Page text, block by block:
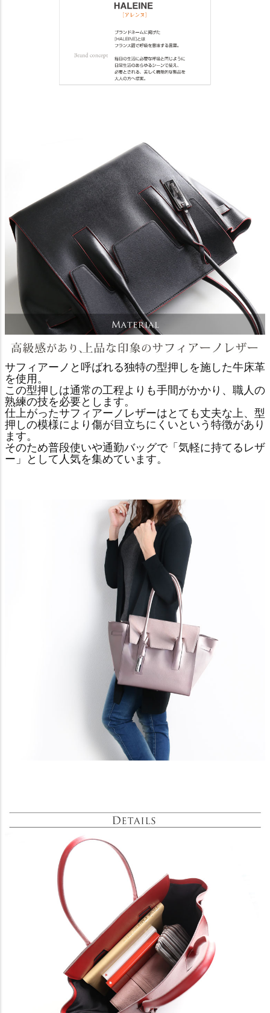
サフィアーノと呼ばれる独特の型押しを施した牛床革
を使用。
この型押しは通常の工程よりも手間がかかり、職人の
熟練の技を必要とします。
仕上がったサフィアーノレザーはとても丈夫な上、型
押しの模様により傷が目立ちにくいという特徴があり
ます。
そのため普段使いや通勤バッグで「気軽に持てるレザ
ー」として人気を集めています。